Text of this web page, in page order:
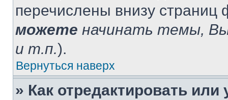
перечислены внизу
можете начинать темы,
и т.п.).
Вернуться наверх
» Как отредактировать